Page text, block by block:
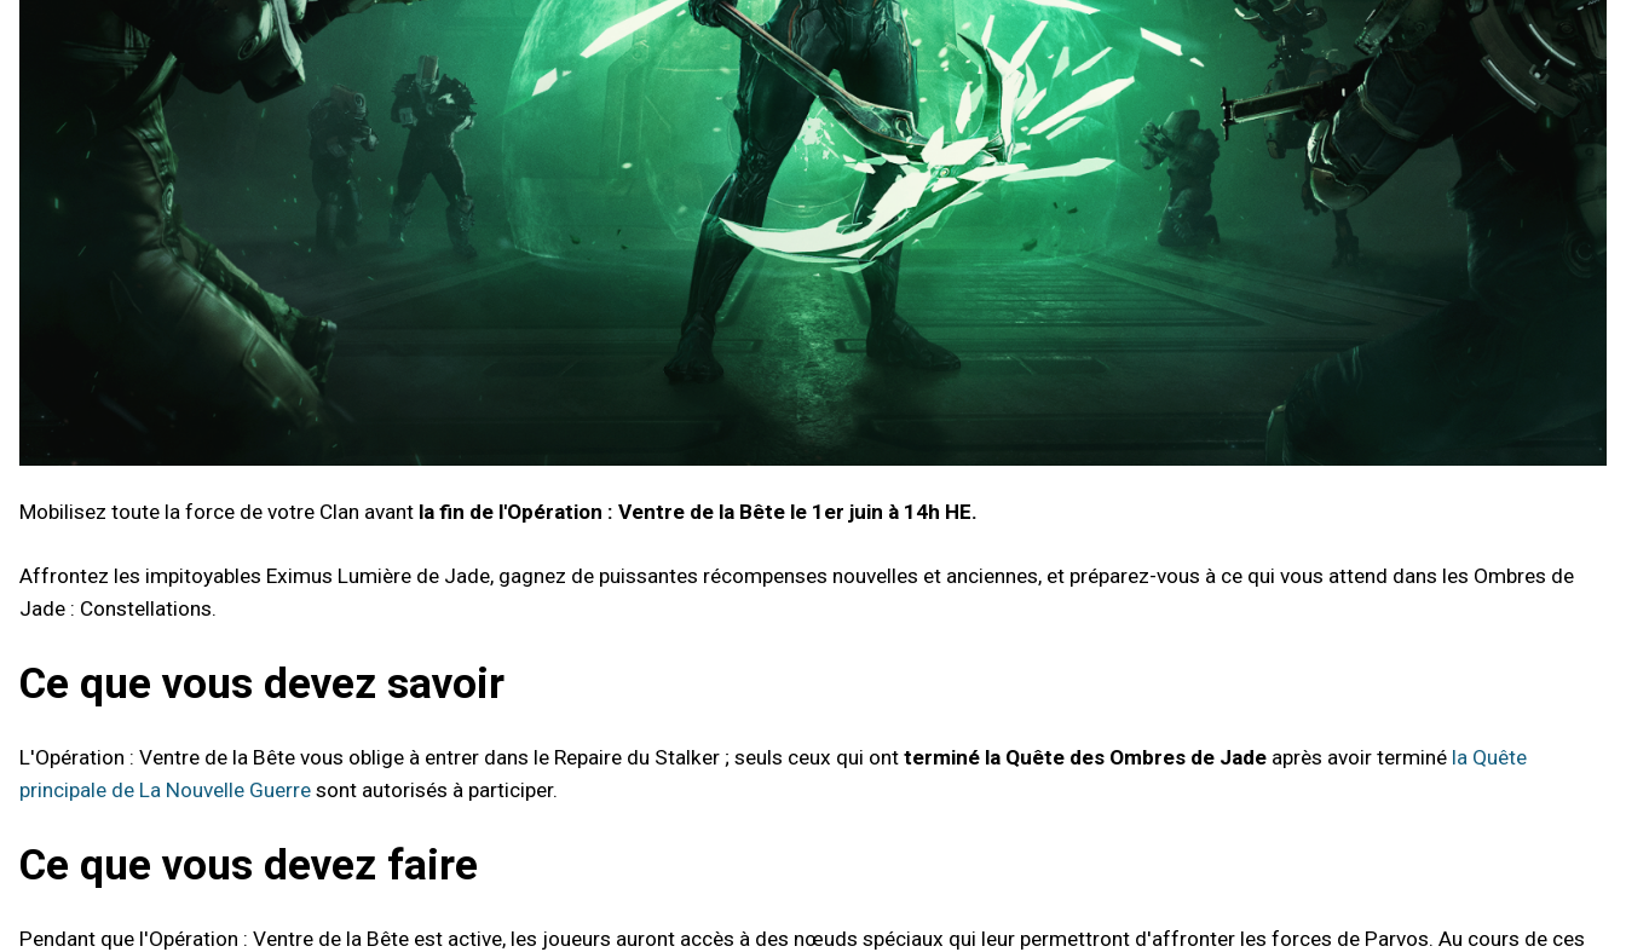
Mobilisez toute la force de votre Clan avant la fin de l'Opération : Ventre de la Bête le 1er juin à 14h HE.
Affrontez les impitoyables Eximus Lumière de Jade, gagnez de puissantes récompenses nouvelles et anciennes, et préparez-vous à ce qui vous attend dans les Ombres de
Jade : Constellations.
Ce que vous devez savoir
L'Opération : Ventre de la Bête vous oblige à entrer dans le Repaire du Stalker ; seuls ceux qui ont terminé la Quête des Ombres de Jade après avoir terminé la Quête
principale de La Nouvelle Guerre sont autorisés à participer.
Ce que vous devez faire
Pendant que l'Opération : Ventre de la Bête est active, les joueurs auront accès à des nœuds spéciaux qui leur permettront d'affronter les forces de Parvos. Au cours de ces